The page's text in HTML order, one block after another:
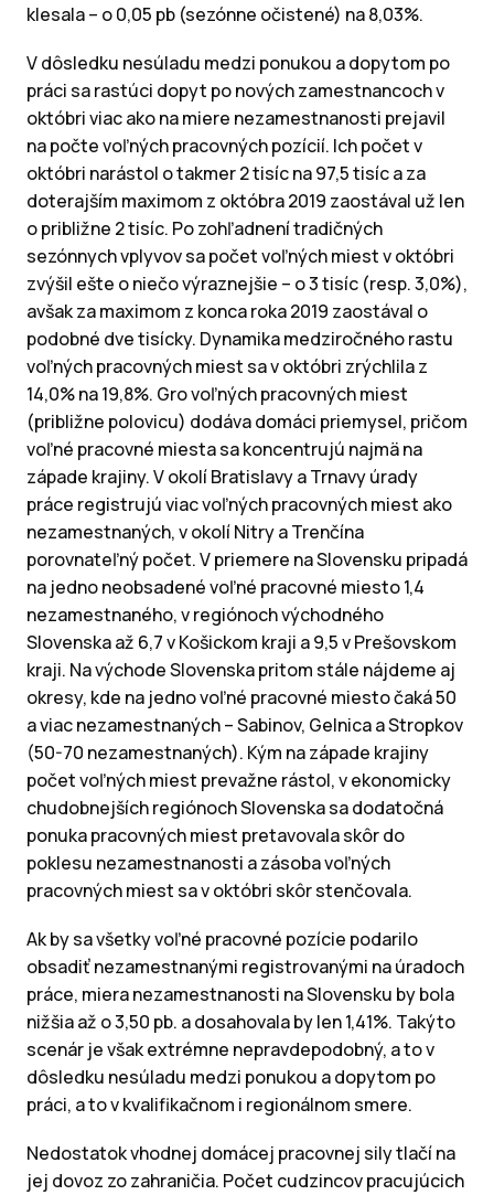
klesala – o 0,05 pb (sezónne očistené) na 8,03%.
V dôsledku nesúladu medzi ponukou a dopytom po
práci sa rastúci dopyt po nových zamestnancoch v
októbri viac ako na miere nezamestnanosti prejavil
na počte voľných pracovných pozícií. Ich počet v
októbri narástol o takmer 2 tisíc na 97,5 tisíc a za
doterajším maximom z októbra 2019 zaostával už len
o približne 2 tisíc. Po zohľadnení tradičných
sezónnych vplyvov sa počet voľných miest v októbri
zvýšil ešte o niečo výraznejšie – o 3 tisíc (resp. 3,0%),
avšak za maximom z konca roka 2019 zaostával o
podobné dve tisícky. Dynamika medziročného rastu
voľných pracovných miest sa v októbri zrýchlila z
14,0% na 19,8%. Gro voľných pracovných miest
(približne polovicu) dodáva domáci priemysel, pričom
voľné pracovné miesta sa koncentrujú najmä na
západe krajiny. V okolí Bratislavy a Trnavy úrady
práce registrujú viac voľných pracovných miest ako
nezamestnaných, v okolí Nitry a Trenčína
porovnateľný počet. V priemere na Slovensku pripadá
na jedno neobsadené voľné pracovné miesto 1,4
nezamestnaného, v regiónoch východného
Slovenska až 6,7 v Košickom kraji a 9,5 v Prešovskom
kraji. Na východe Slovenska pritom stále nájdeme aj
okresy, kde na jedno voľné pracovné miesto čaká 50
a viac nezamestnaných – Sabinov, Gelnica a Stropkov
(50-70 nezamestnaných). Kým na západe krajiny
počet voľných miest prevažne rástol, v ekonomicky
chudobnejších regiónoch Slovenska sa dodatočná
ponuka pracovných miest pretavovala skôr do
poklesu nezamestnanosti a zásoba voľných
pracovných miest sa v októbri skôr stenčovala.
Ak by sa všetky voľné pracovné pozície podarilo
obsadiť nezamestnanými registrovanými na úradoch
práce, miera nezamestnanosti na Slovensku by bola
nižšia až o 3,50 pb. a dosahovala by len 1,41%. Takýto
scenár je však extrémne nepravdepodobný, a to v
dôsledku nesúladu medzi ponukou a dopytom po
práci, a to v kvalifikačnom i regionálnom smere.
Nedostatok vhodnej domácej pracovnej sily tlačí na
jej dovoz zo zahraničia. Počet cudzincov pracujúcich